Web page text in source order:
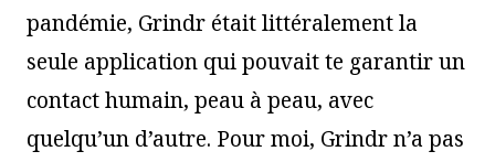
pandémie, Grindr était littéralement la
seule application qui pouvait te garantir un
contact humain, peau à peau, avec
quelqu’un d’autre. Pour moi, Grindr n’a pas